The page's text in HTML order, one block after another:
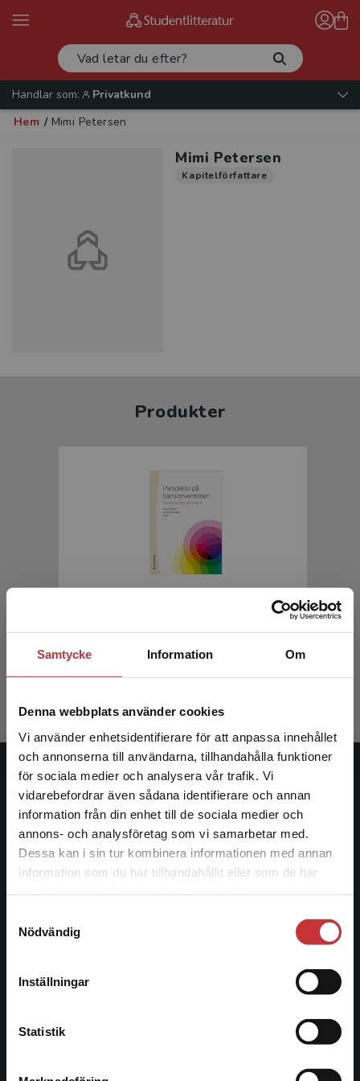
Samtycke Information Om
Denna webbplats använder cookies
Vi använder enhetsidentifierare för att anpassa innehållet
och annonserna till användarna, tillhandahålla funktioner
för sociala medier och analysera vår trafik. Vi
vidarebefordrar även sådana identifierare och annan
information från din enhet till de sociala medier och
annons- och analysföretag som vi samarbetar med.
Dessa kan i sin tur kombinera informationen med annan
information som du har tillhandahållit eller som de har
Nödvändig
Inställningar
Statistik
Begränsad fraktregion
Det verkar som att du besöker
studentlitteratur.se via en enhet utanför Sverige.
Vi erbjuder inte leveranser utanför Sverige. För
att kunna slutföra ett köp måste
Handlar som:
Privatkund
Hem / Mimi Petersen
Mimi Petersen
Kapitelförfattare
Produkter
Perspektiv på barnkonventionen
Studentlitteratur
Studentlitteratur grundades 1963 och är idag Sveriges
ledande utbildningsförlag. Med läromedel, kurslitteratur,
facklitteratur, utbildningar och digitala
informationstjänster i utbudet, finns Studentlitteratur med
längs hela kunskapsresan.
Kontakta oss
Kontakta oss